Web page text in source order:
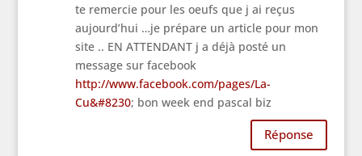
te remercie pour les oeufs que j ai reçus
aujourd’hui …je prépare un article pour mon
site .. EN ATTENDANT j a déjà posté un
message sur facebook
http://www.facebook.com/pages/La-
Cu&#8230; bon week end pascal biz
Réponse